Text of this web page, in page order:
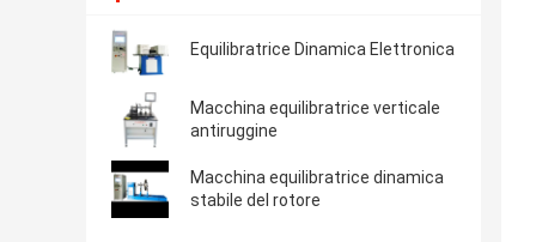
Equilibratrice Dinamica Elettronica
Macchina equilibratrice verticale
antiruggine
Macchina equilibratrice dinamica
stabile del rotore